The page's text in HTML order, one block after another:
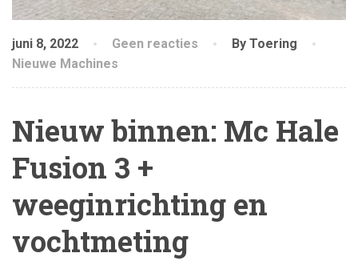
juni 8, 2022 Geen reacties
By Toering
Nieuwe Machines
Nieuw binnen: Mc Hale
Fusion 3 +
weeginrichting en
vochtmeting